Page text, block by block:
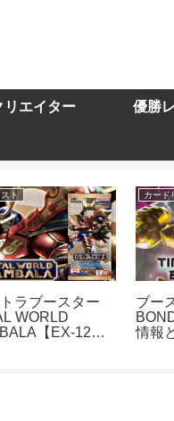
リエイター 優勝
ト
ラブースター
WORLD
【EX-12】
カード
ブー
情報